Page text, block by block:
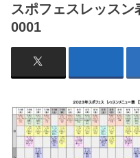
スポフェスレッス
0001